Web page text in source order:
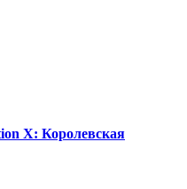
X: Королевская